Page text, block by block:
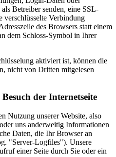
Betreiber senden, eine SSL-
verschlüsselte Verbindung
des Browsers statt einem
dem Schloss-Symbol in Ihrer
aktiviert ist, können die
nicht von Dritten mitgelesen
der Internetseite
Nutzung unserer Website, also
uns anderweitig Informationen
Daten, die Ihr Browser an
"Server-Logfiles"). Unsere
einer Seite durch Sie oder ein